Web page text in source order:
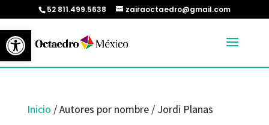
Abrir barra de herramientas
52 811.499.5638 zairaoctaedro@gmail.com
Inicio / Autores por nombre / Jordi Planas